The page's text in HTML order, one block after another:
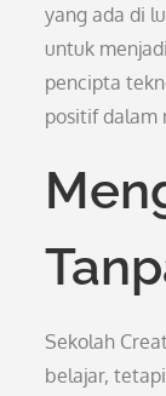
yang ada di
untuk
pencipta
positif dalam
Sekolah
belajar,